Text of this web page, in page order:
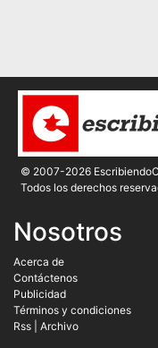
© 2007-2026
Todos los derechos
Nosotros
Acerca de
Contáctenos
Publicidad
Términos y condiciones
Rss
Archivo